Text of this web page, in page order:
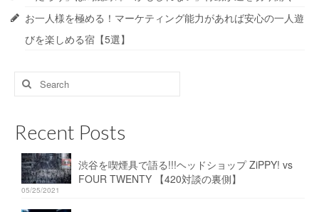
お一人様を極める！マーケティング能力があれば安心の一人遊
びを楽しめる宿【5選】
Search
for:
Recent Posts
渋谷を喫煙具で語る!!!ヘッドショップ ZiPPY! vs
FOUR TWENTY 【420対談の裏側】
05/25/2021